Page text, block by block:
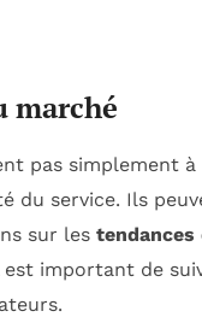
marché
pas simplement à
du service. Ils
sur les tendances
important de